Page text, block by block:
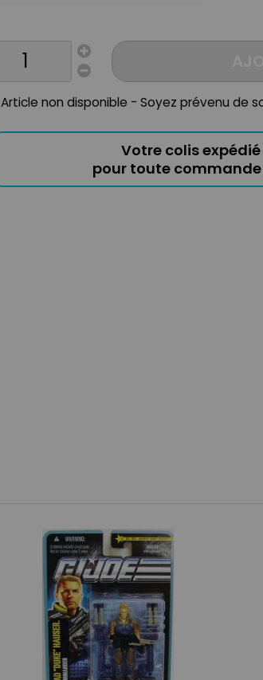
Article non disponible - Soyez prévenu de
Votre colis
pour toute commande